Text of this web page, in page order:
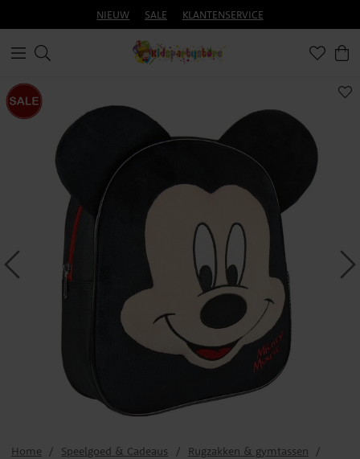
NIEUW SALE KLANTENSERVICE
Home Speelgoed & Cadeaus
Rugzakken & gymtassen